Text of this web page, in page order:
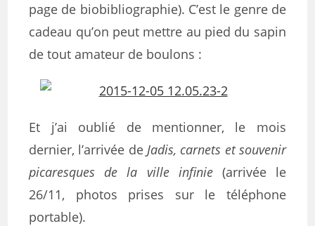
page de biobibliographie). C’est le genre de
cadeau qu’on peut mettre au pied du sapin
de tout amateur de boulons :
Et j’ai oublié de mentionner, le mois
dernier, l’arrivée deJadis, carnets et souvenir
picaresques de la ville infinie(arrivée le
26/11, photos prises sur le téléphone
portable).